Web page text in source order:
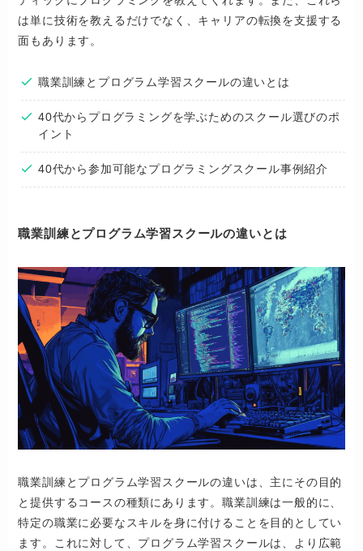
は単に技術を教えるだけでなく、キャリアの転換を支援する
面もあります。
職業訓練とプログラム学習スクールの違いとは
40代からプログラミングを学ぶためのスクール選びのポ
イント
40代から参加可能なプログラミングスクール事例紹介
職業訓練とプログラム学習スクールの違いとは
職業訓練とプログラム学習スクールの違いは、主にその目的
と提供するコースの種類にあります。職業訓練は一般的に、
特定の職業に必要なスキルを身に付けることを目的としてい
ます。これに対して、プログラム学習スクールは、より広範